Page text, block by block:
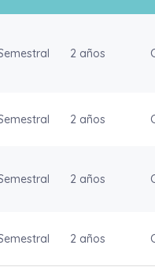
2 años
2 años
2 años
2 años